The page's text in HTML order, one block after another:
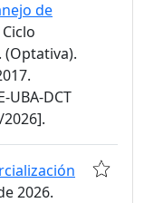
de
Ciclo
(Optativa).
UBA-DCT
2026].
2026.